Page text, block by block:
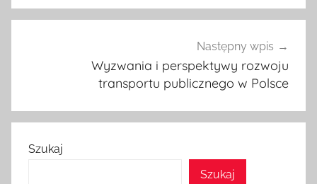
Następny wpis
Wyzwania i perspektywy rozwoju
transportu publicznego w Polsce
Szukaj
Szukaj